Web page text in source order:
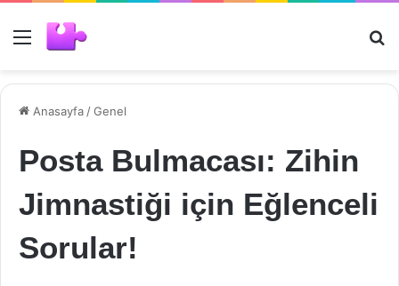
Menü
Anasayfa /Genel
Posta Bulmacası: Zihin
Jimnastiği için Eğlenceli
Sorular!